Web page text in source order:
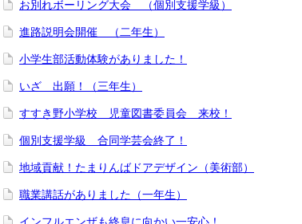
お別れボーリング大会 （個別支援学級）
進路説明会開催 （二年生）
小学生部活動体験がありました！
いざ 出願！（三年生）
すすき野小学校 児童図書委員会 来校！
個別支援学級 合同学芸会終了！
地域貢献！たまりんばドアデザイン（美術部）
職業講話がありました（一年生）